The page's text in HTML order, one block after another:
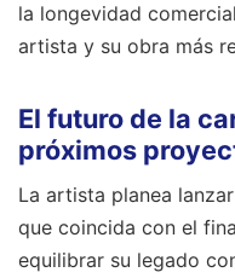
la longevidad
artista y su obra más
El futuro de la
próximos
La artista planea
que coincida con el
equilibrar su legado